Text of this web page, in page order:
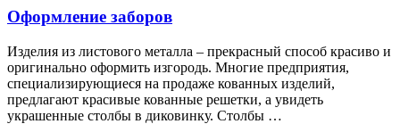
Оформление заборов
Изделия из листового металла – прекрасный способ красиво и
оригинально оформить изгородь. Многие предприятия,
специализирующиеся на продаже кованных изделий,
предлагают красивые кованные решетки, а увидеть
украшенные столбы в диковинку. Столбы …